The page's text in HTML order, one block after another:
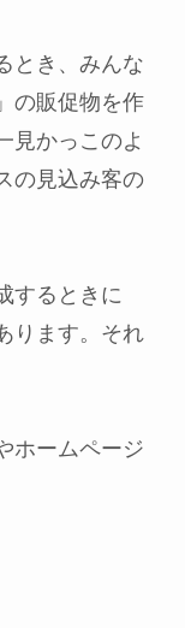
とき、みんな
の販促物を作
見かっこのよ
の見込み客の
するときに
ります。それ
ホームページ